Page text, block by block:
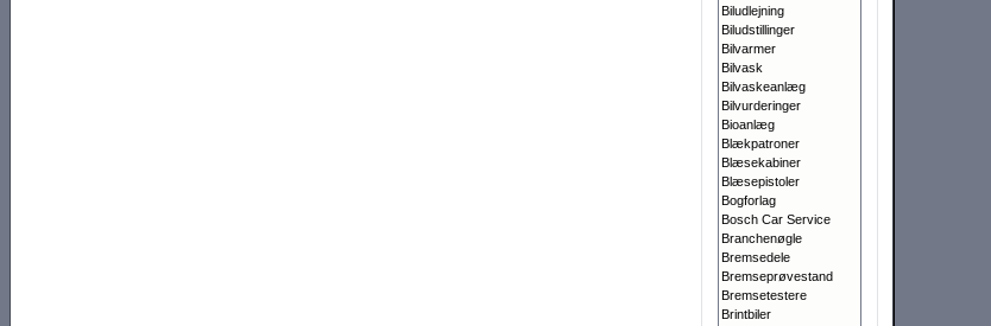
Biludlejning
Biludstillinger
Bilvarmer
Bilvask
Bilvaskeanlæg
Bilvurderinger
Bioanlæg
Blækpatroner
Blæsekabiner
Blæsepistoler
Bogforlag
Bosch Car Service
Branchenøgle
Bremsedele
Bremseprøvestand
Bremsetestere
Brintbiler